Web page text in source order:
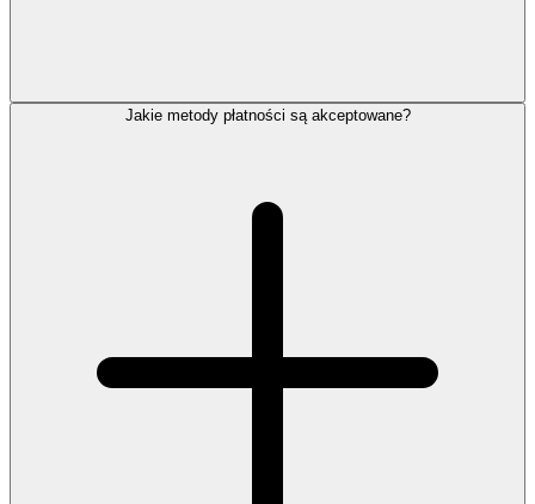
Jakie metody płatności są akceptowane?